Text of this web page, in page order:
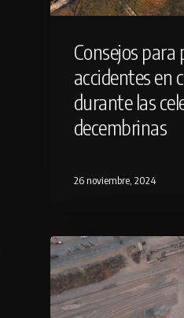
Consejos para
accidentes en
durante las
decembrinas
26 noviembre, 2024